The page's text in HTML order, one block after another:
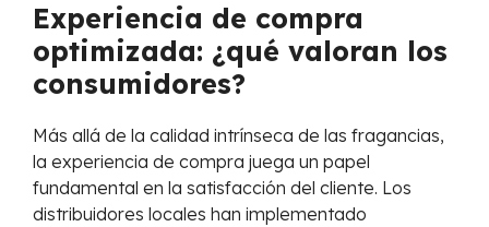
Experiencia de compra
optimizada: ¿qué valoran los
consumidores?
Más allá de la calidad intrínseca de las fragancias,
la experiencia de compra juega un papel
fundamental en la satisfacción del cliente. Los
distribuidores locales han implementado